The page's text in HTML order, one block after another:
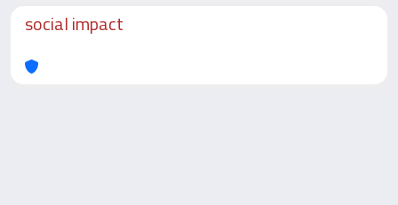
social impact